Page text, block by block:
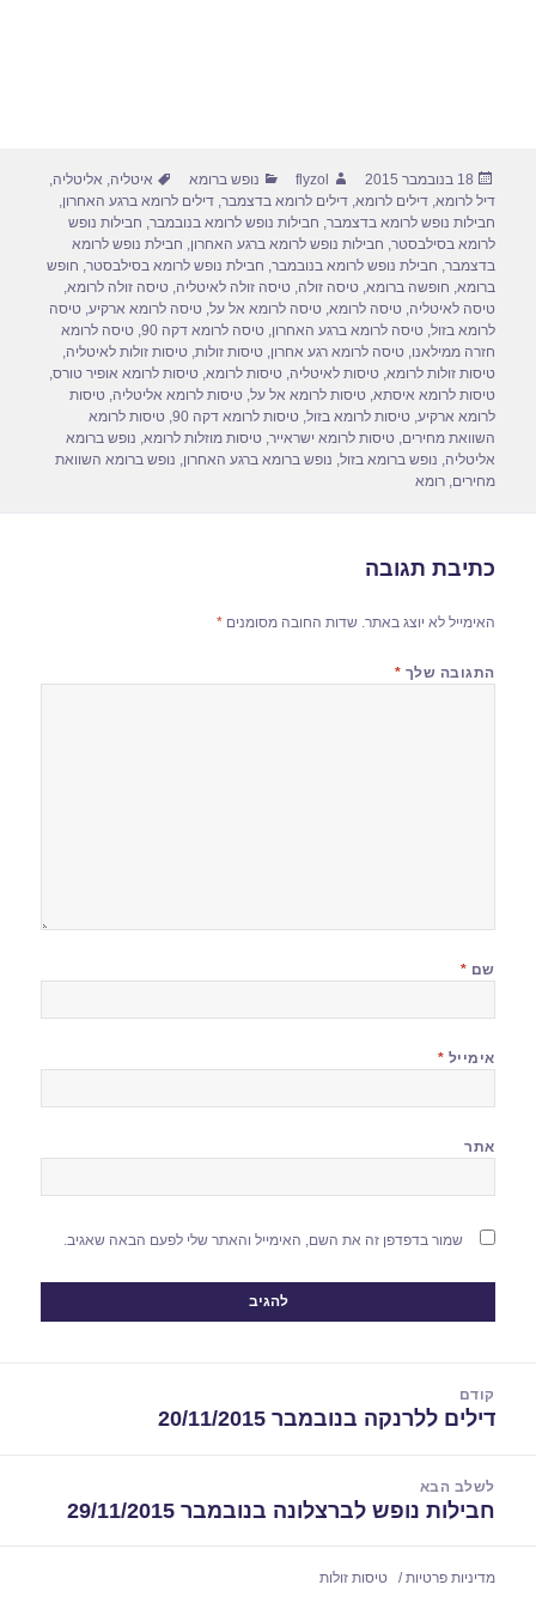
פורסם
בתאריך
18 בנובמבר 2015 מחבר
flyzol קטגוריות
נופש ברומא תגיות
איטליה, אליטליה,
דיל לרומא,דילים לרומא,דילים לרומא בדצמבר,דילים לרומא ברגע האחרון,
חבילות נופש לרומא בדצמבר, חבילות נופש לרומא בנובמבר, חבילות נופש
לרומא בסילבסטר, חבילות נופש לרומא ברגע האחרון, חבילת נופש לרומא
בדצמבר, חבילת נופש לרומא בנובמבר, חבילת נופש לרומא בסילבסטר, חופש
ברומא, חופשה ברומא,טיסה זולה,טיסה זולה לאיטליה,טיסה זולה לרומא,
טיסה לאיטליה,טיסה לרומא,טיסה לרומא אל על,טיסה לרומא ארקיע,טיסה
לרומא בזול,טיסה לרומא ברגע האחרון,טיסה לרומא דקה 90 ,טיסה לרומא
חזרה ממילאנו,טיסה לרומא רגע אחרון,טיסות זולות,טיסות זולות לאיטליה,
טיסות זולות לרומא,טיסות לאיטליה,טיסות לרומא,טיסות לרומא אופיר טורס,
טיסות לרומא איסתא,טיסות לרומא אל על,טיסות לרומא אליטליה,טיסות
לרומא ארקיע,טיסות לרומא בזול,טיסות לרומא דקה 90 ,טיסות לרומא
השוואת מחירים,טיסות לרומא ישראייר,טיסות מוזלות לרומא, נופש ברומא
אליטליה, נופש ברומא בזול, נופש ברומא ברגע האחרון, נופש ברומא השוואת
מחירים,רומא
כתיבת תגובה
האימייל לא יוצג באתר. שדות החובה מסומנים*
התגובה שלך *
שם *
אימייל *
אתר
שמור בדפדפן זה את השם, האימייל והאתר שלי לפעם הבאה שאגיב.
קודם
הפוסט
דילים ללרנקה בנובמבר 20/11/2015
לשלב הבא
הפוסט
חבילות נופש לברצלונה בנובמבר 29/11/2015
מדיניות פרטיות טיסות זולות